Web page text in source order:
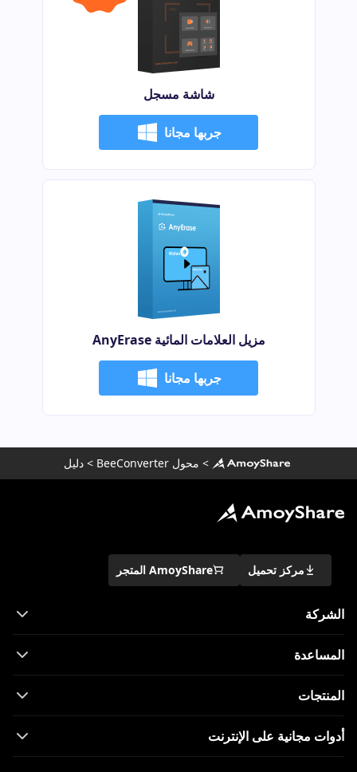
شاشة مسجل
جربها مجانا
مزيل العلامات المائية AnyErase
جربها مجانا
> محول BeeConverter > دليل
مركز تحميل AmoyShare المتجر
الشركة
المساعدة
المنتجات
أدوات مجانية على الإنترنت